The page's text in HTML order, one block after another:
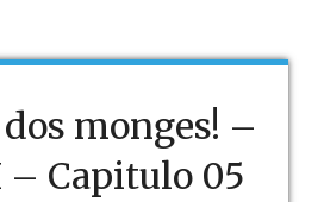
monges! –
– Capitulo 05